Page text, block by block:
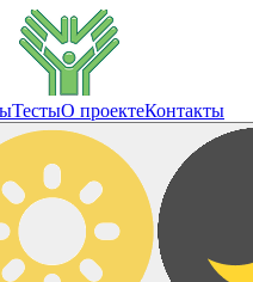
ТестыО проектеКонтакты